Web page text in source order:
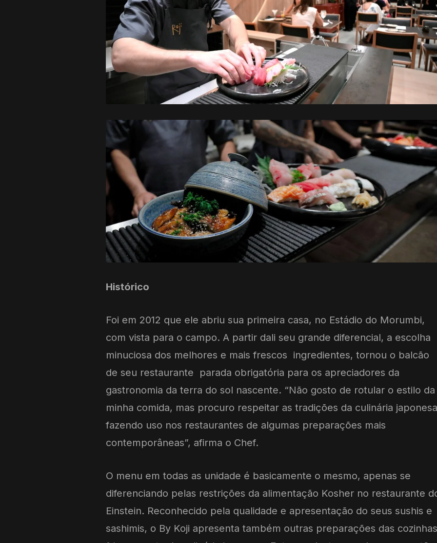
Histórico
Foi em 2012 que ele abriu sua primeira casa, no Estádio do Morumbi,
com vista para o campo. A partir dali seu grande diferencial, a escolha
minuciosa dos melhores e mais frescos ingredientes, tornou o balcão
de seu restaurante parada obrigatória para os apreciadores da
gastronomia da terra do sol nascente. “Não gosto de rotular o estilo da
minha comida, mas procuro respeitar as tradições da culinária
fazendo uso nos restaurantes de algumas preparações mais
contemporâneas”, afirma o Chef.
O menu em todas as unidade é basicamente o mesmo, apenas se
diferenciando pelas restrições da alimentação Kosher no restaurante
Einstein. Reconhecido pela qualidade e apresentação do seus sushis e
sashimis, o By Koji apresenta também outras preparações das cozinhas